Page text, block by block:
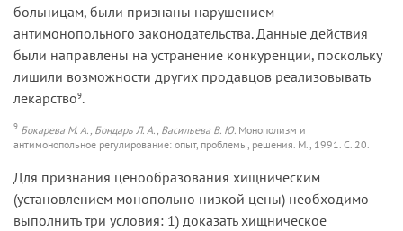
больницам, были признаны нарушением
антимонопольного законодательства. Данные действия
были направлены на устранение конкуренции, поскольку
лишили возможности других продавцов реализовывать
лекарство9.
9 Бокарева М. А., Бондарь Л. А., Васильева В. Ю. Монополизм и
антимонопольное регулирование: опыт, проблемы, решения. М., 1991. С. 20.
Для признания ценообразования хищническим
(установлением монопольно низкой цены) необходимо
выполнить три условия: 1) доказать хищническое